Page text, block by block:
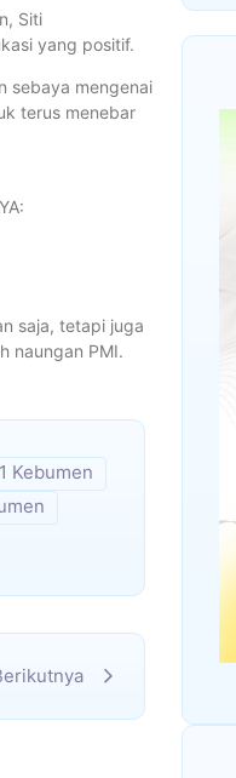
Siti
yang positif.
sebaya mengenai
terus menebar
saja, tetapi juga
naungan PMI.
Kebumen